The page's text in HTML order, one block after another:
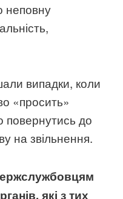
неповну
випадки, коли
«просить»
повернутись до
на звільнення.
які з тих